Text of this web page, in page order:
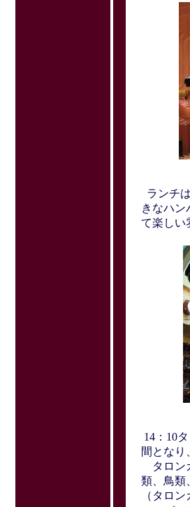
ランチ
きなハン
て楽しい
14：10
間となり
タロン
類、鳥類
（タロ